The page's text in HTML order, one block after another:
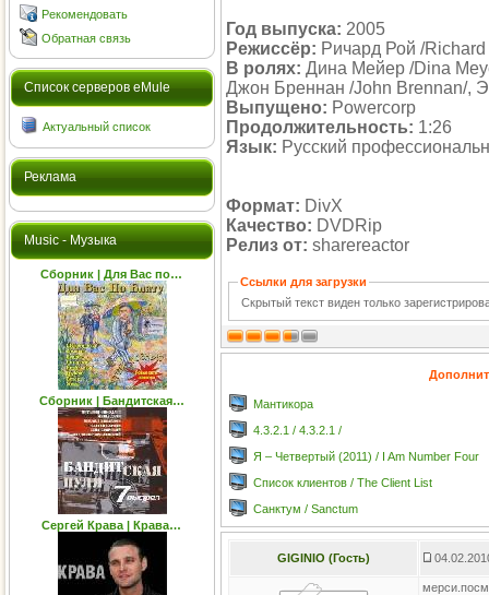
Рекомендовать
Обратная связь
Cписок серверов eMule
Актуальный список
Реклама
Music - Музыка
Сборник | Для Вас по…
Сборник | Бандитская…
Сергей Крава | Крава…
Год выпуска: 2005
Режиссёр: Ричард Рой /
В ролях: Дина Мейер /Dina
Джон Бреннан /John Brennan/,
Выпущено: Powercorp
Продолжительность: 1:26
Язык: Русский
Формат: DivX
Качество: DVDRip
Релиз от: sharereactor
Ссылки для загрузки
Скрытый текст виден только
Мантикора
4.3.2.1 / 4.3.2.1 /
Я – Четвертый (2011) / I Am Number Four
Список клиентов / The Client List
Санктум / Sanctum
GIGINIO (Гость)